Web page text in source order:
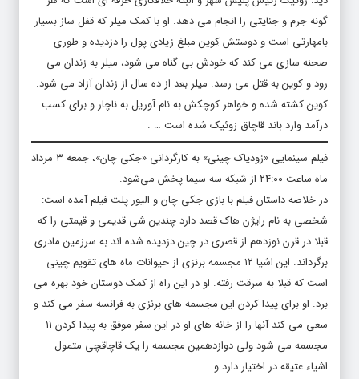
گونه جرم و جنایتی را انجام می دهد. او با کمک میلر که قفل ساز بسیار
بامهارتی است و دوستش کِوین مبلغ زیادی پول را دزدیده و طوری
صحنه سازی می کند که خودش بی گناه می شود، میلر به زندان می
رود و کوین به قتل می رسد. میلر بعد از ده سال از زندان آزاد می شود.
کوین کشته شده و خواهر کوچکش به نام آوریل به ناچار و برای کسب
درآمد وارد باند قاچاق زوئیک شده است … .
فیلم سینمایی «زودیاک چینی» به کارگردانی «جکی چان»، جمعه ۳ مرداد
ماه ساعت ۲۴:۰۰ از شبکه سه سیما پخش می‌شود.
در خلاصه داستان فیلم با بازی جکی چان و الیور پلت فیلم آمده است:
شخصی به نام رایژن هاک قصد دارد چندین شی قدیمی و قیمتی را که
قبلا در قرن نوزدهم از قصری در چین دزدیده شده اند به سرزمین مادری
برگرداند. این اشیا ۱۲ مجسمه برنزی از حیوانات ماه های تقویم چینی
است که قبلا به سرقت رفته. او در این راه از کمک دوستان خود بهره می
برد. او برای پیدا کردن این مجسمه های برنزی به فرانسه سفر می کند و
سعی می کند آنها را از خانه های او در این سفر موفق به پیدا کردن ۱۱
مجسمه می شود ولی دوازدهمین مجسمه را یک قاچاقچی متمول
اشیاء عتیقه در اختیار دارد و …